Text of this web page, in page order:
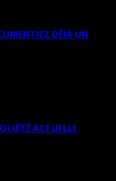
DÉJÀ UN
ACTUELLE